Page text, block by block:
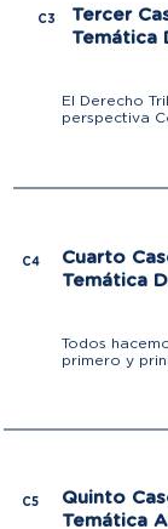
C3
Tercer
Temática
El Derecho
perspectiva
C4
Cuarto
Temática
Todos
primero y
C5
Quinto
Temática